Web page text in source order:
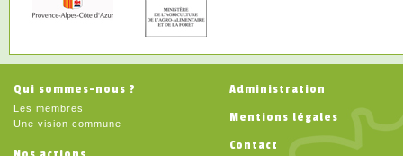
Qui sommes-nous ?
Les membres
Une vision commune
Administration
Mentions légales
Contact